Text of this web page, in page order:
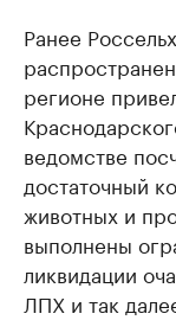
Ранее
регионе
ведомстве
достаточный
животных и
выполнены
ликвидации
ЛПХ и так